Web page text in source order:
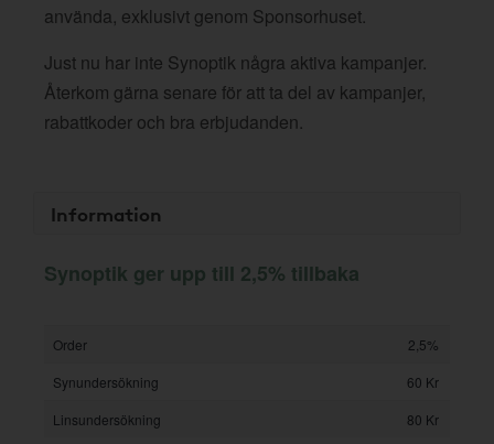
använda, exklusivt genom Sponsorhuset.
Just nu har inte Synoptik några aktiva kampanjer.
Återkom gärna senare för att ta del av kampanjer,
rabattkoder och bra erbjudanden.
Information
Synoptik ger upp till 2,5% tillbaka
Order
2,5%
Synundersökning
60 Kr
Linsundersökning
80 Kr